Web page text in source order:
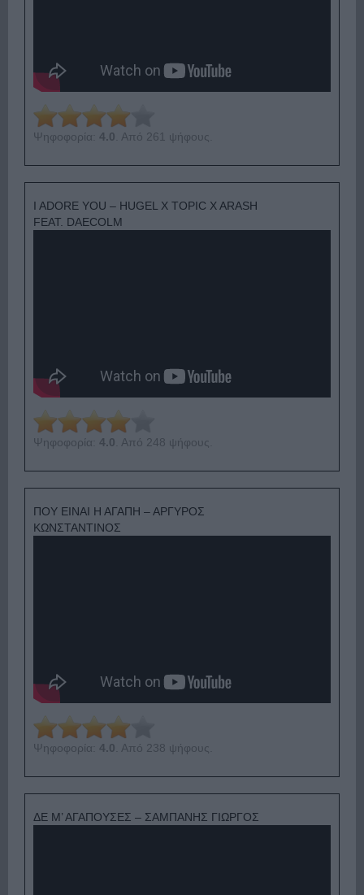
Ψηφοφορία: 4.0 . Από 261 ψήφους.
I ADORE YOU – HUGEL X TOPIC X ARASH
FEAT. DAECOLM
Ψηφοφορία: 4.0 . Από 248 ψήφους.
ΠΟΥ ΕΙΝΑΙ Η ΑΓΑΠΗ – ΑΡΓΥΡΟΣ
ΚΩΝΣΤΑΝΤΙΝΟΣ
Ψηφοφορία: 4.0 . Από 238 ψήφους.
ΔΕ Μ’ ΑΓΑΠΟΥΣΕΣ – ΣΑΜΠΑΝΗΣ ΓΙΩΡΓΟΣ